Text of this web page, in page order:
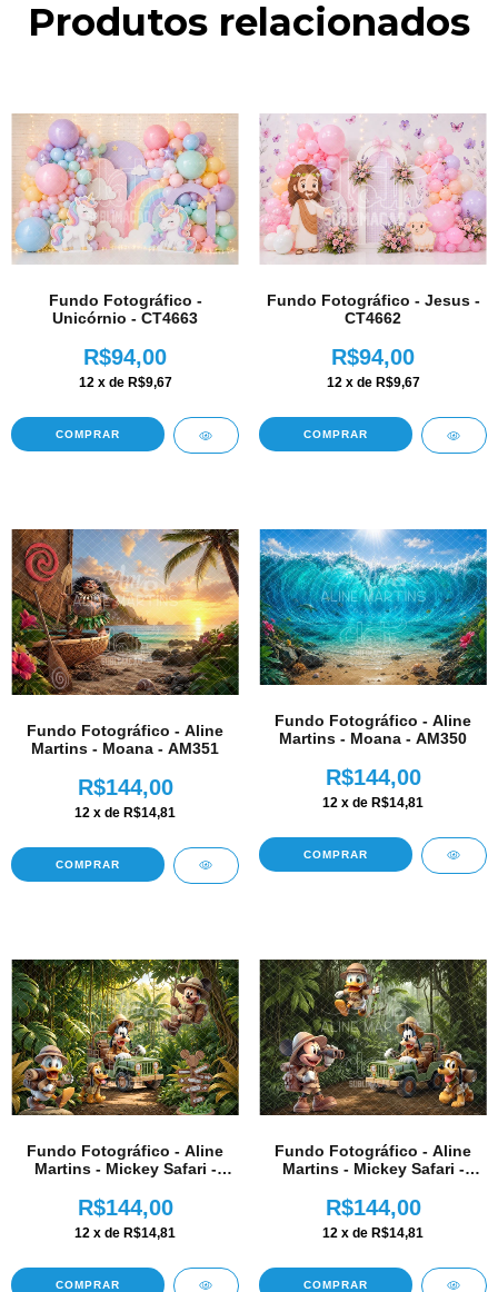
Produtos relacionados
Fundo Fotográfico -
Unicórnio - CT4663
R$94,00
12 x de R$9,67
COMPRAR
Fundo Fotográfico - Jesus -
CT4662
R$94,00
12 x de R$9,67
COMPRAR
Fundo Fotográfico - Aline
Martins - Moana - AM351
R$144,00
12 x de R$14,81
COMPRAR
Fundo Fotográfico - Aline
Martins - Moana - AM350
R$144,00
12 x de R$14,81
COMPRAR
Fundo Fotográfico - Aline
Martins - Mickey Safari -
R$144,00
12 x de R$14,81
COMPRAR
Fundo Fotográfico - Aline
Martins - Mickey Safari -
R$144,00
12 x de R$14,81
COMPRAR